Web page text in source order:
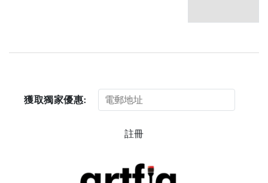
獲取獨家優惠:
註冊